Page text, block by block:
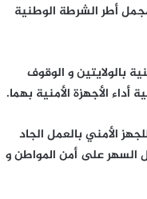
أطر الشرطة الوطنية
بالولايتين و الوقوف
الأجهزة الأمنية بهما.
الأمني بالعمل الجاد
السهر على أمن المواطن و